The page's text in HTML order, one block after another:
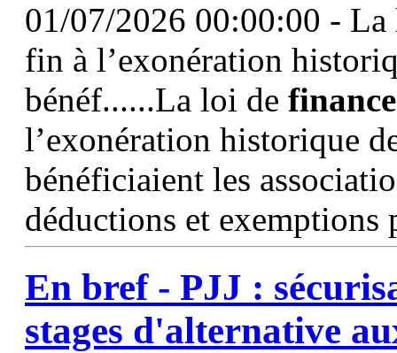
01/07/2026 00:00:00 -
fin à l’exonération
bénéf......La loi de
l’exonération historique
bénéficiaient les
déductions et
En bref - PJJ :
stages d'alternative